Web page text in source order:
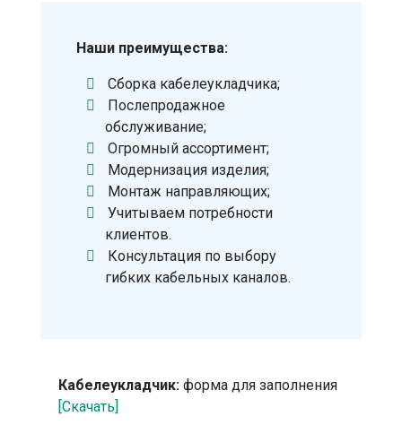
Наши преимущества:
Сборка кабелеукладчика;
Послепродажное
обслуживание;
Огромный ассортимент;
Модернизация изделия;
Монтаж направляющих;
Учитываем потребности
клиентов.
Консультация по выбору
гибких кабельных каналов.
Кабелеукладчик: форма для заполнения
[Скачать]